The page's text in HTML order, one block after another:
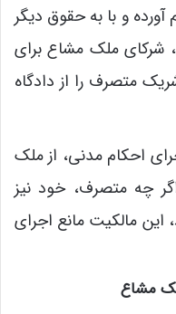
و با به حقوق دیگر
شرکای ملک مشاع برای
متصرف را از دادگاه
احکام مدنی، از ملک
چه متصرف، خود نیز
این مالکیت مانع اجرای
مشاع